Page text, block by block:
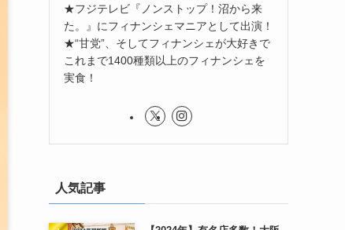
★フジテレビ『ノンストップ！沼から来
た。』にフィナンシェマニアとして出演！
★“甘党”、そしてフィナンシェが大好きで
これまで1400種類以上のフィナンシェを
実食！
人気記事